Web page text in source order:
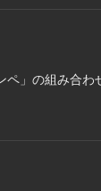
」の組み合わ